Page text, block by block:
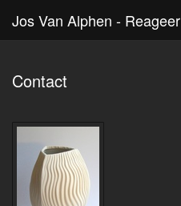
Jos Van Alphen - Reageer
Contact